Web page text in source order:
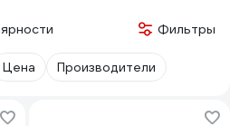
Фильтры
Цена Производители